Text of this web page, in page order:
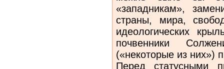
«западникам»,
страны, мира,
идеологических
почвенники
(«некоторые из них»)
Перед статусными